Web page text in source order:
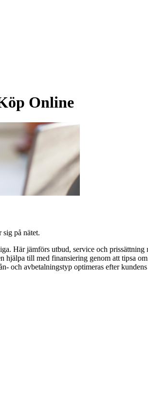
Online
på nätet.
Här jämförs utbud, service och
till med finansiering genom att tipsa
och avbetalningstyp optimeras efter